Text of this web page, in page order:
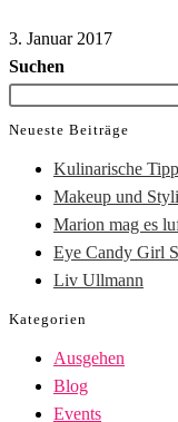
3. Januar 2017
Suchen
Neueste Beiträge
Kulinarische
Makeup und
Marion mag es
Eye Candy Girl
Liv Ullmann
Kategorien
Ausgehen
Blog
Events